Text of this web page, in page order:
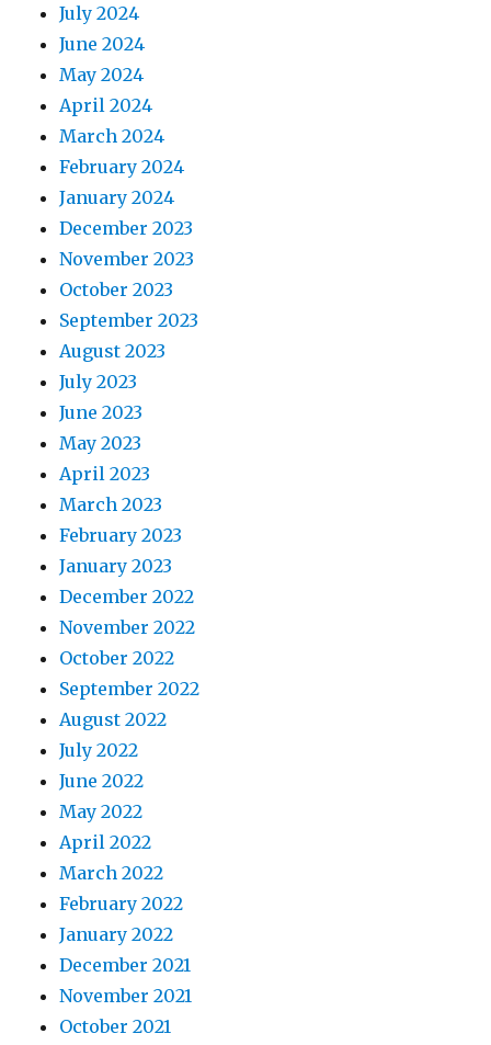
July 2024
June 2024
May 2024
April 2024
March 2024
February 2024
January 2024
December 2023
November 2023
October 2023
September 2023
August 2023
July 2023
June 2023
May 2023
April 2023
March 2023
February 2023
January 2023
December 2022
November 2022
October 2022
September 2022
August 2022
July 2022
June 2022
May 2022
April 2022
March 2022
February 2022
January 2022
December 2021
November 2021
October 2021